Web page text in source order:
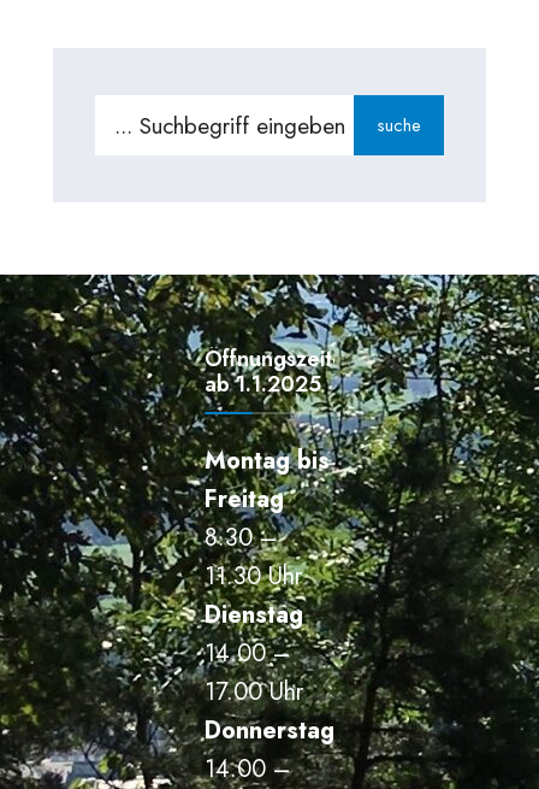
Search
suche
Öffnungszeiten
ab 1.1.2025
Montag bis
Freitag
8.30 –
11.30 Uhr
Dienstag
14.00 –
17.00 Uhr
Donnerstag
14.00 –